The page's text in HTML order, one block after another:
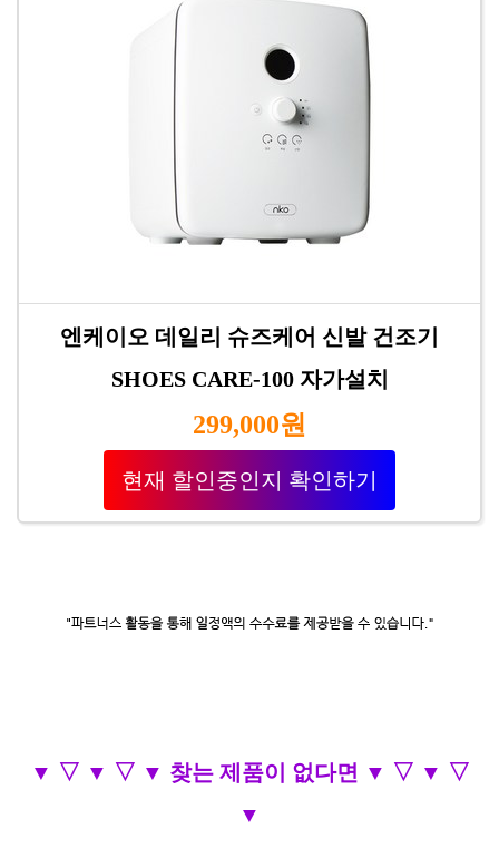
엔케이오 데일리 슈즈케어 신발 건조기
SHOES CARE-100 자가설치
299,000원
현재 할인중인지 확인하기
▼ ▽ ▼ ▽ ▼ 찾는 제품이 없다면 ▼ ▽ ▼ ▽
▼